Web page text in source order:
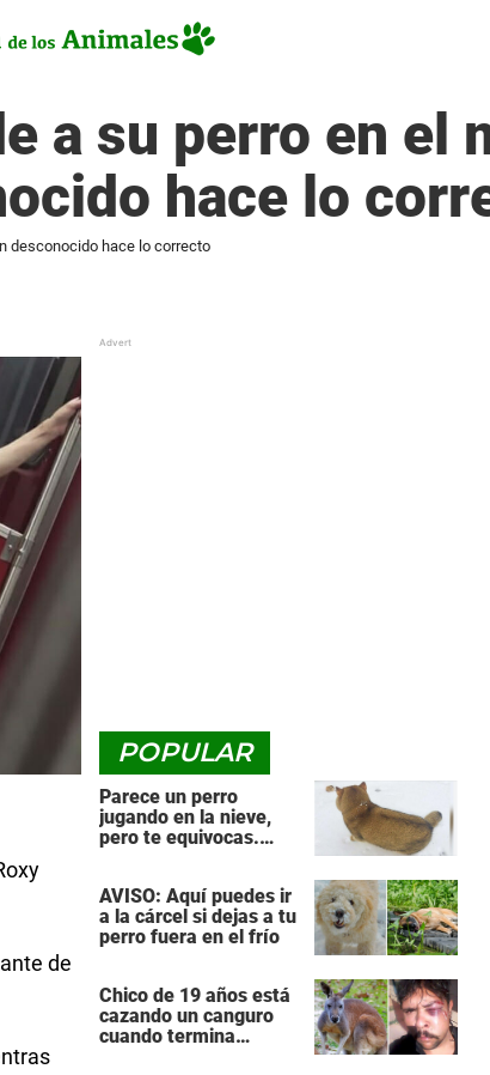
a su perro en el
hace lo
desconocido hace lo correcto
de
POPULAR
Parece un perro
jugando en la nieve,
pero te equivocas.
vuelta!
AVISO: Aquí puedes ir
a la cárcel si dejas a tu
perro fuera en el frío
Chico de 19 años está
cazando un canguro
cuando termina